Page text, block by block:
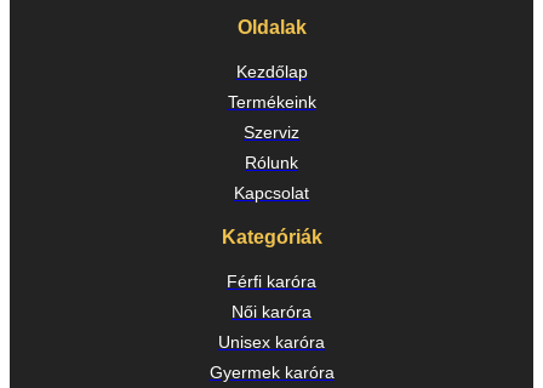
Oldalak
Kezdőlap
Termékeink
Szerviz
Rólunk
Kapcsolat
Kategóriák
Férfi karóra
Női karóra
Unisex karóra
Gyermek karóra